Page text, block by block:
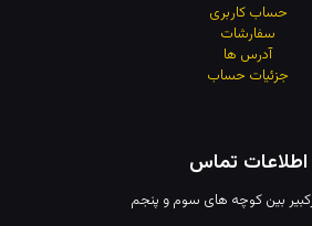
حساب کاربری
سفارشات
آدرس ها
جزئیات حساب
اطلاعات تماس
بین کوچه های سوم و پنجم